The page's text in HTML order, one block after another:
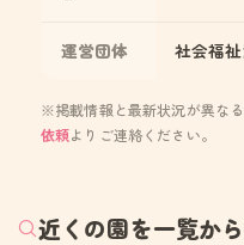
運営団体 社会福
※掲載情報と最新状況が異な
依頼よりご連絡ください。
近くの園を一覧か